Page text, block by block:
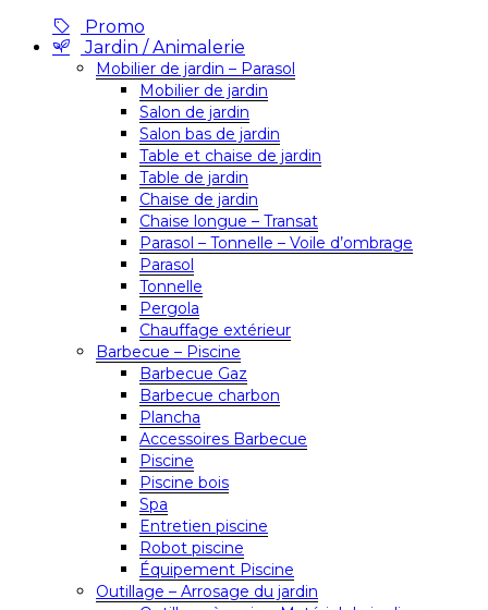
Promo
Jardin / Animalerie
Mobilier de jardin – Parasol
Mobilier de jardin
Salon de jardin
Salon bas de jardin
Table et chaise de jardin
Table de jardin
Chaise de jardin
Chaise longue – Transat
Parasol – Tonnelle – Voile d’ombrage
Parasol
Tonnelle
Pergola
Chauffage extérieur
Barbecue – Piscine
Barbecue Gaz
Barbecue charbon
Plancha
Accessoires Barbecue
Piscine
Piscine bois
Spa
Entretien piscine
Robot piscine
Équipement Piscine
Outillage – Arrosage du jardin